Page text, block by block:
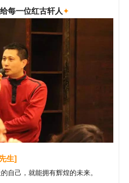
每一位红古轩人✦
生]
自己，就能拥有辉煌的未来。